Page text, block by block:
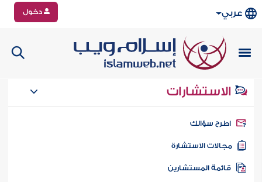
عربي دخول
الاستشارات
سؤالك
الاستشارة